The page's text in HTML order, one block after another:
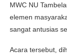
MWC NU
elemen
sangat antusias
Acara tersebut,